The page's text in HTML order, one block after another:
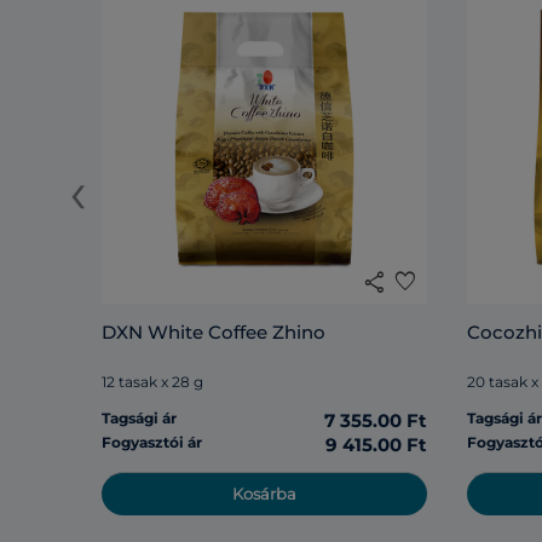
share favorite
DXN White Coffee Zhino
12 tasak x 28 g
Tagsági ár
7 355.00 Ft
Fogyasztói ár 9 415.00 Ft
Kosárba
Cocozhi
20 tasak x
Tagsági ár
‹